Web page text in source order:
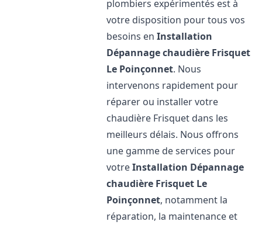
plombiers expérimentés est à
votre disposition pour tous vos
besoins enInstallation
Dépannage chaudière Frisquet
Le Poinçonnet. Nous
intervenons rapidement pour
réparer ou installer votre
chaudière Frisquet dans les
meilleurs délais. Nous offrons
une gamme de services pour
votreInstallation Dépannage
chaudière Frisquet Le
Poinçonnet, notamment la
réparation, la maintenance et